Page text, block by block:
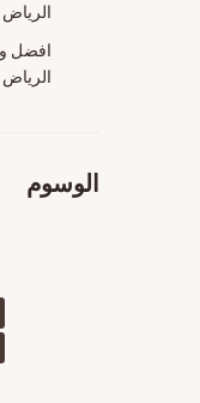
الرياض
افضل
الرياض
الوسوم